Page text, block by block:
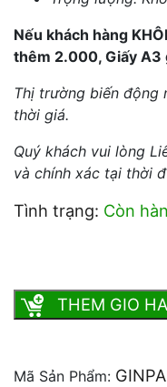
Nếu khách hàng
thêm 2.000, Giấy A3
Thị trường biến động
thời giá.
Quý khách vui lòng
và chính xác tại thời
Tình trạng: Còn
THEM GIO
Mã Sản Phẩm: